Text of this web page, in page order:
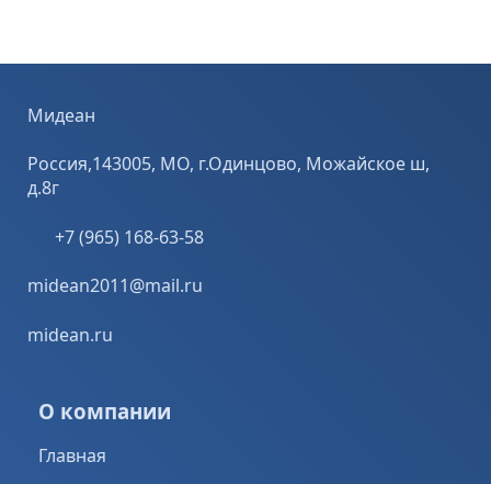
Мидеан
Россия,143005, МО, г.Одинцово, Можайское ш,
д.8г
+7 (965) 168-63-58
midean2011@mail.ru
midean.ru
О компании
Главная